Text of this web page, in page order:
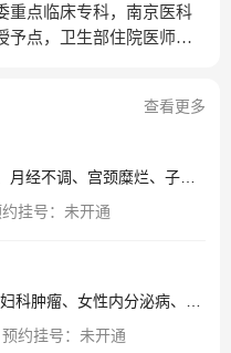
重点临床专科，南京医科
予点，卫生部住‍‍‍‍院医师规
诊宫腔镜手术2900人次。
、盆底功能重建、宫颈
导和会诊工作，在妇科肿
基础研究方面居于国内领
及盆腔淋巴结清扫术，
淋巴结清扫术。在基础和
查看更多
挂号： 未开通
预约挂号： 未开通